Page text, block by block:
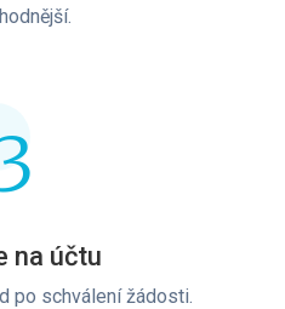
na účtu
po schválení žádosti.